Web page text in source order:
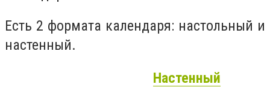
Есть 2 формата календаря: настольный и
настенный.
Настенный